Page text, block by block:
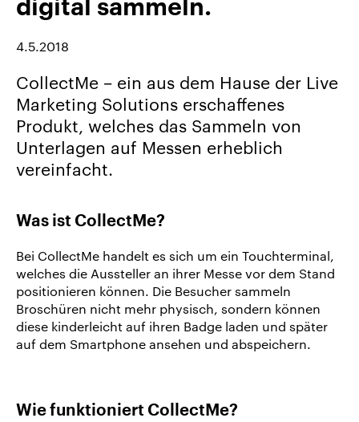
uns
Index
News
&
Storys
EN
digital sammeln.
4.5.2018
CollectMe – ein aus dem Hause der Live
Marketing Solutions erschaffenes
Produkt, welches das Sammeln von
Unterlagen auf Messen erheblich
vereinfacht.
Was ist CollectMe?
Bei CollectMe handelt es sich um ein Touchterminal,
welches die Aussteller an ihrer Messe vor dem Stand
positionieren können. Die Besucher sammeln
Broschüren nicht mehr physisch, sondern können
diese kinderleicht auf ihren Badge laden und später
auf dem Smartphone ansehen und abspeichern.
Wie funktioniert CollectMe?